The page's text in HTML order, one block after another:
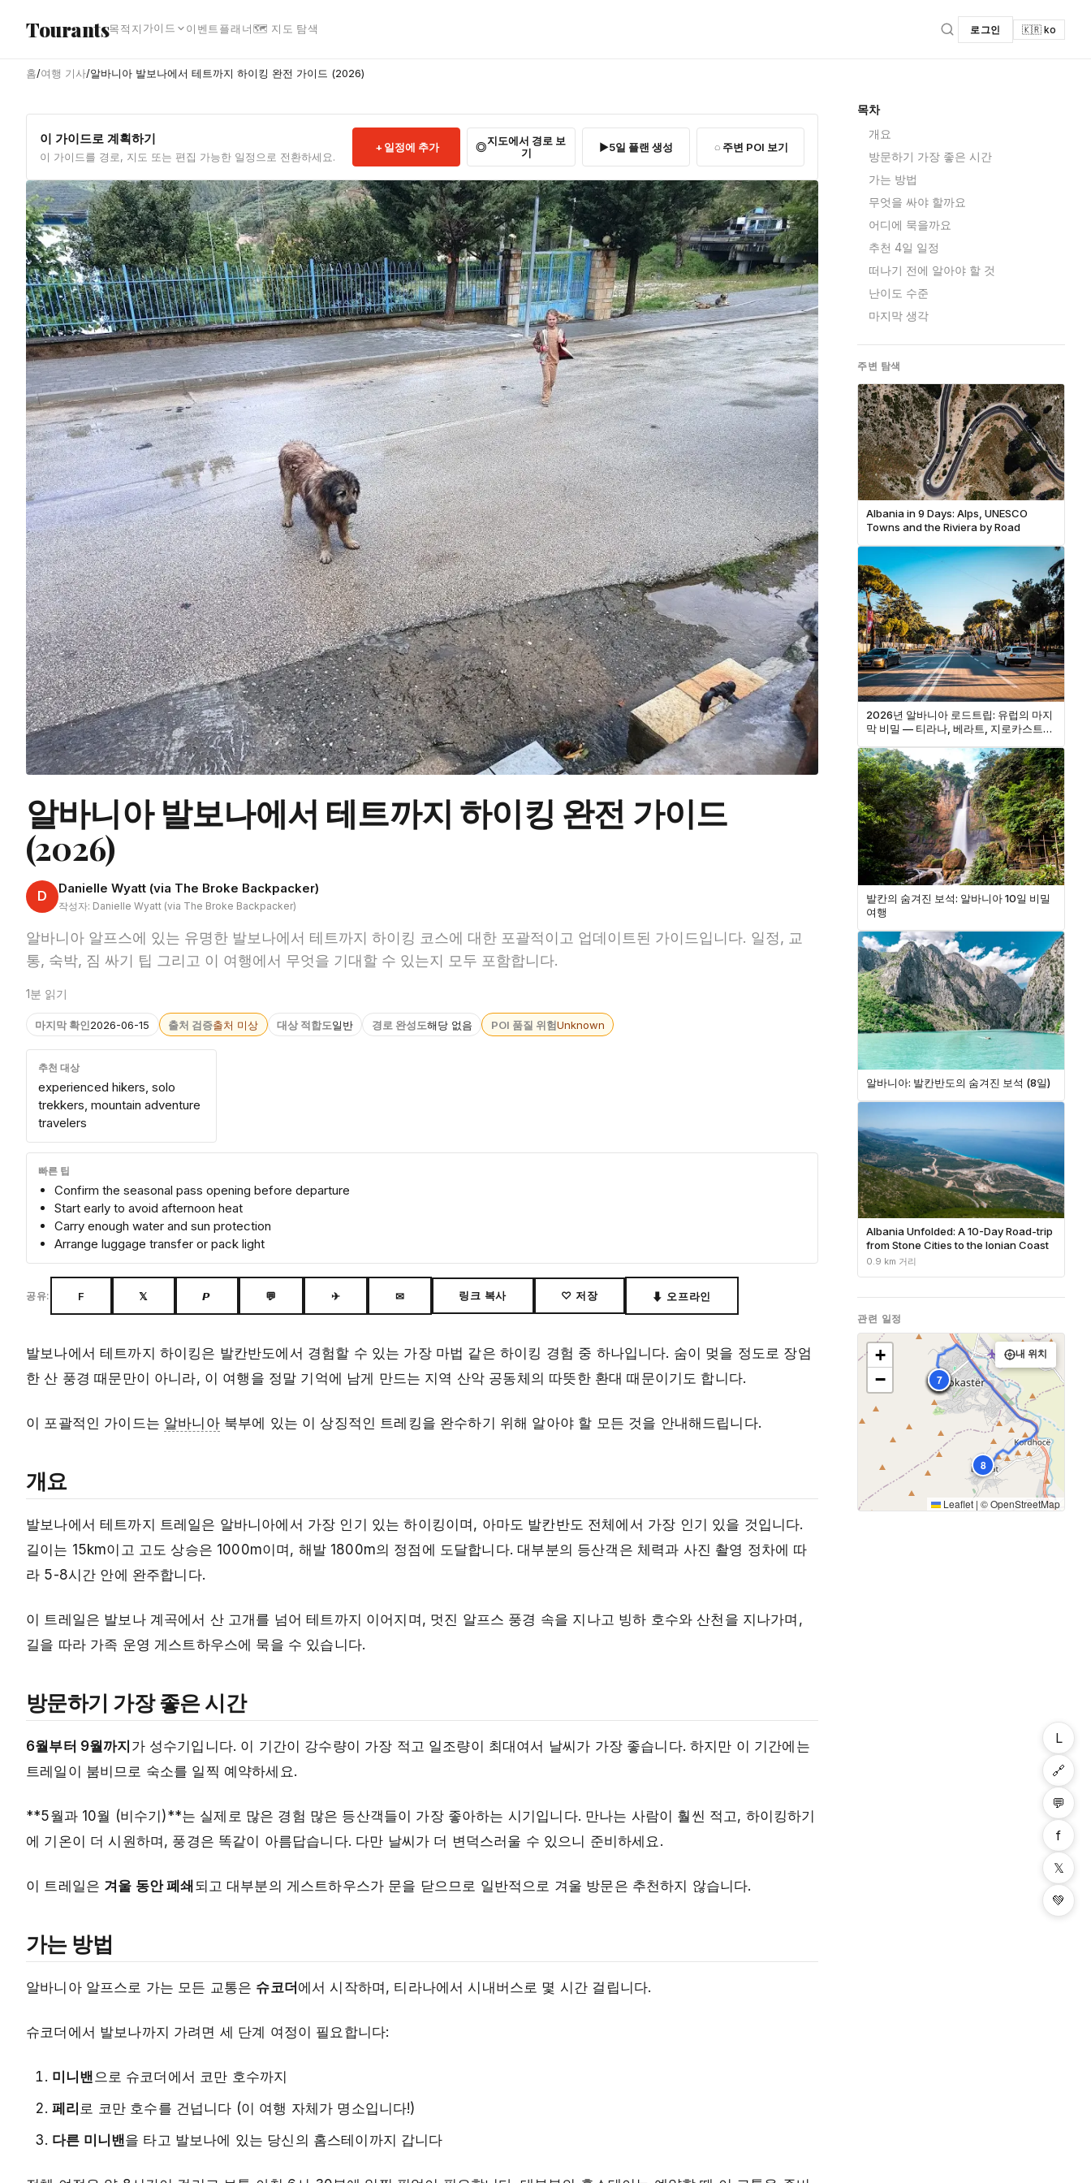
Tourants목적지 가이드 이벤트 플래너🗺 지도 탐색 로그인 🇰🇷 ko
홈/여행 기사/알바니아 발보나에서 테트까지 하이킹 완전 가이드 (2026)
이 가이드로 계획하기
이 가이드를 경로, 지도 또는 편집 가능한 일정으로 전환하세요.
일정에 추가
지도에서 경로 보
기
5일 플랜 생성 주변 POI 보기
알바니아 발보나에서 테트까지 하이킹 완전 가이드
(2026)
D Danielle Wyatt (via The Broke Backpacker)
작성자: Danielle Wyatt (via The Broke Backpacker)
알바니아 알프스에 있는 유명한 발보나에서 테트까지 하이킹 코스에 대한 포괄적이고 업데이트된 가이드입니다. 일정, 교
통, 숙박, 짐 싸기 팁 그리고 이 여행에서 무엇을 기대할 수 있는지 모두 포함합니다.
1분 읽기
마지막 확인2026-06-15 출처 검증출처 미상 대상 적합도일반 경로 완성도해당 없음 POI 품질 위험Unknown
추천 대상
experienced hikers, solo
trekkers, mountain adventure
travelers
빠른 팁
Confirm the seasonal pass opening before departure
Start early to avoid afternoon heat
Carry enough water and sun protection
Arrange luggage transfer or pack light
공유: F 𝕏 𝙋 💬 ✈ ✉ 링크 복사 ♡ 저장 ⬇ 오프라인
발보나에서 테트까지 하이킹은 발칸반도에서 경험할 수 있는 가장 마법 같은 하이킹 경험 중 하나입니다. 숨이 멎을 정도로 장엄
한 산 풍경 때문만이 아니라, 이 여행을 정말 기억에 남게 만드는 지역 산악 공동체의 따뜻한 환대 때문이기도 합니다.
이 포괄적인 가이드는 알바니아북부에 있는 이 상징적인 트레킹을 완수하기 위해 알아야 할 모든 것을 안내해드립니다.
개요
발보나에서 테트까지 트레일은 알바니아에서 가장 인기 있는 하이킹이며, 아마도 발칸반도 전체에서 가장 인기 있을 것입니다.
길이는 15km이고 고도 상승은 1000m이며, 해발 1800m의 정점에 도달합니다. 대부분의 등산객은 체력과 사진 촬영 정차에 따
라 5-8시간 안에 완주합니다.
이 트레일은 발보나 계곡에서 산 고개를 넘어 테트까지 이어지며, 멋진 알프스 풍경 속을 지나고 빙하 호수와 산천을 지나가며,
길을 따라 가족 운영 게스트하우스에 묵을 수 있습니다.
방문하기 가장 좋은 시간
6월부터 9월까지 가 성수기입니다. 이 기간이 강수량이 가장 적고 일조량이 최대여서 날씨가 가장 좋습니다. 하지만 이 기간에는
트레일이 붐비므로 숙소를 일찍 예약하세요.
**5월과 10월 (비수기)**는 실제로 많은 경험 많은 등산객들이 가장 좋아하는 시기입니다. 만나는 사람이 훨씬 적고, 하이킹하기
에 기온이 더 시원하며, 풍경은 똑같이 아름답습니다. 다만 날씨가 더 변덕스러울 수 있으니 준비하세요.
이 트레일은 겨울 동안 폐쇄 되고 대부분의 게스트하우스가 문을 닫으므로 일반적으로 겨울 방문은 추천하지 않습니다.
가는 방법
알바니아 알프스로 가는 모든 교통은 슈코더 에서 시작하며, 티라나에서 시내버스로 몇 시간 걸립니다.
슈코더에서 발보나까지 가려면 세 단계 여정이 필요합니다:
미니밴으로 슈코더에서 코만 호수까지
페리 로 코만 호수를 건넙니다 (이 여행 자체가 명소입니다!)
다른 미니밴을 타고 발보나에 있는 당신의 홈스테이까지 갑니다
목차
개요
방문하기 가장 좋은 시간
가는 방법
무엇을 싸야 할까요
어디에 묵을까요
추천 4일 일정
떠나기 전에 알아야 할 것
난이도 수준
마지막 생각
주변 탐색
Albania in 9 Days: Alps, UNESCO
Towns and the Riviera by Road
2026년 알바니아 로드트립: 유럽의 마지
막 비밀 — 티라나, 베라트, 지로카스트러
발칸의 숨겨진 보석: 알바니아 10일 비밀
여행
알바니아: 발칸반도의 숨겨진 보석 (8일)
Albania Unfolded: A 10-Day Road-trip
from Stone Cities to the Ionian Coast
0.9 km 거리
관련 일정
1
2
3
4
5
6
7
8
+
−
내 위치
Leaflet | ©OpenStreetMap
L
🔗
💬
f
𝕏
💚